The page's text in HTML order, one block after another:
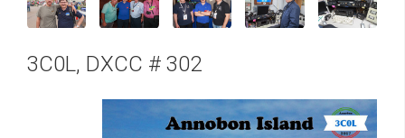
3C0L, DXCC # 302